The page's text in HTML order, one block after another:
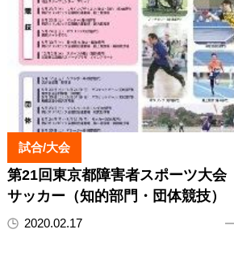
試合/大会
第21回東京都障害者スポーツ大会
サッカー（知的部門・団体競技）
2020.02.17